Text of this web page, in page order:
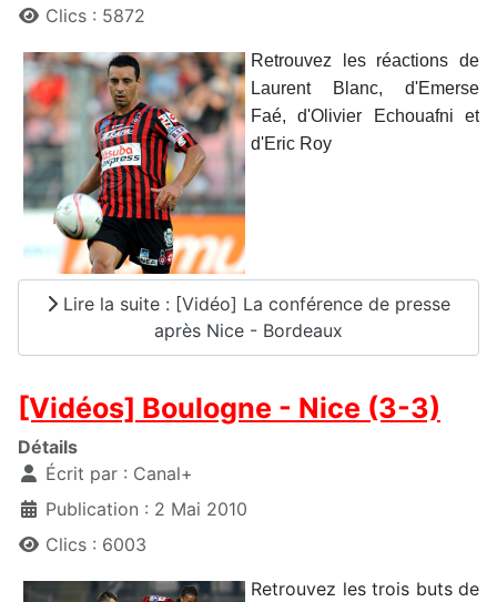
Clics : 5872
Retrouvez les réactions de
Laurent Blanc, d'Emerse
Faé, d'Olivier Echouafni et
d'Eric Roy
Lire la suite : [Vidéo] La conférence de presse
après Nice - Bordeaux
[Vidéos] Boulogne - Nice (3-3)
Détails
Écrit par : Canal+
Publication : 2 Mai 2010
Clics : 6003
Retrouvez les trois buts de